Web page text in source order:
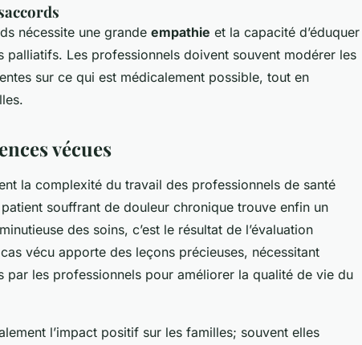
nécessite une grande empathie et la capacité d’éduquer
palliatifs. Les professionnels doivent souvent modérer les
sur ce qui est médicalement possible, tout en
vécues
la complexité du travail des professionnels de santé
souffrant de douleur chronique trouve enfin un
des soins, c’est le résultat de l’évaluation
vécu apporte des leçons précieuses, nécessitant
par les professionnels pour améliorer la qualité de vie du
l’impact positif sur les familles; souvent elles